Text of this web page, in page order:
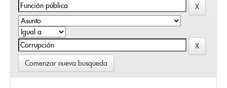
Comenzar nueva busqueda